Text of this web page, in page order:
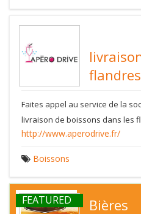
flandres
Faites appel au service de la
livraison de boissons dans les
http://www.aperodrive.fr/
Boissons
FEATURED Bières